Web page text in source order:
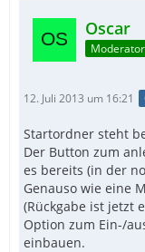
Oscar
Moderator
12. Juli 2013 um 16:21
Startordner steht
Der Button zum
es bereits (in der
Genauso wie eine
(Rückgabe ist jetzt
Option zum Ein-/
einbauen.